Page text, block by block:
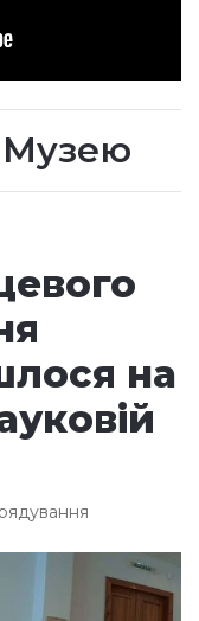
Музею
на